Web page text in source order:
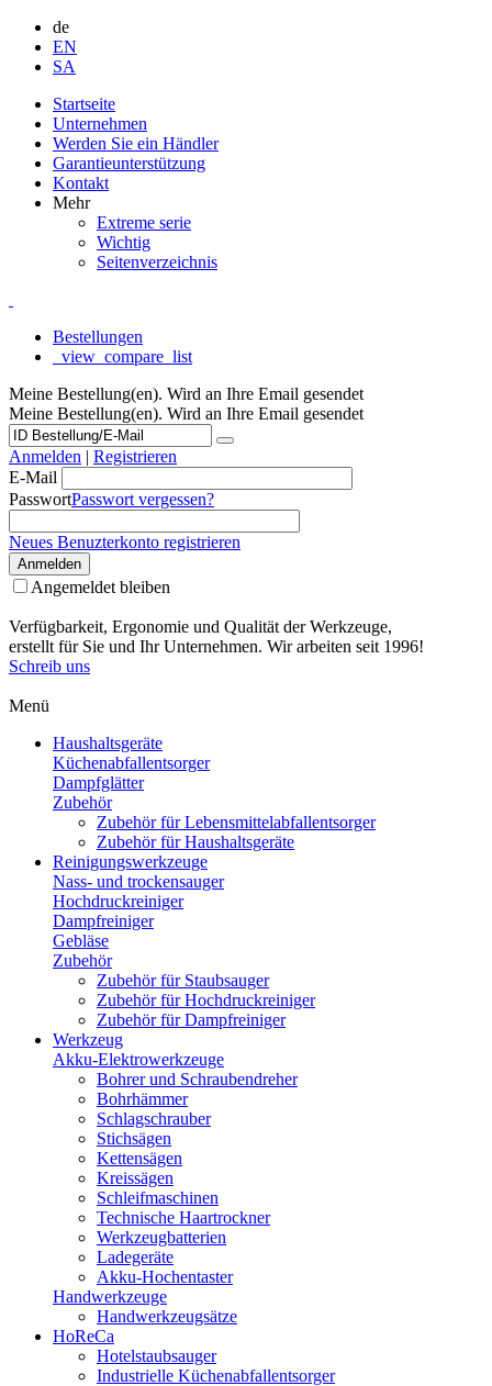
de
EN
SA
Startseite
Unternehmen
Werden Sie ein Händler
Garantieunterstützung
Kontakt
Mehr
Extreme serie
Wichtig
Seitenverzeichnis
Bestellungen
_view_compare_list
Meine Bestellung(en). Wird an Ihre Email gesendet
Meine Bestellung(en). Wird an Ihre Email gesendet
Anmelden | Registrieren
E-Mail
PasswortPasswort vergessen?
Neues Benuzterkonto registrieren
Anmelden
Angemeldet bleiben
Verfügbarkeit, Ergonomie und Qualität der Werkzeuge,
erstellt für Sie und Ihr Unternehmen. Wir arbeiten seit 1996!
Schreib uns
Menü
Haushaltsgeräte
Küchenabfallentsorger
Dampfglätter
Zubehör
Zubehör für Lebensmittelabfallentsorger
Zubehör für Haushaltsgeräte
Reinigungswerkzeuge
Nass- und trockensauger
Hochdruckreiniger
Dampfreiniger
Gebläse
Zubehör
Zubehör für Staubsauger
Zubehör für Hochdruckreiniger
Zubehör für Dampfreiniger
Werkzeug
Akku-Elektrowerkzeuge
Bohrer und Schraubendreher
Bohrhämmer
Schlagschrauber
Stichsägen
Kettensägen
Kreissägen
Schleifmaschinen
Technische Haartrockner
Werkzeugbatterien
Ladegeräte
Akku-Hochentaster
Handwerkzeuge
Handwerkzeugsätze
HoReCa
Hotelstaubsauger
Industrielle Küchenabfallentsorger